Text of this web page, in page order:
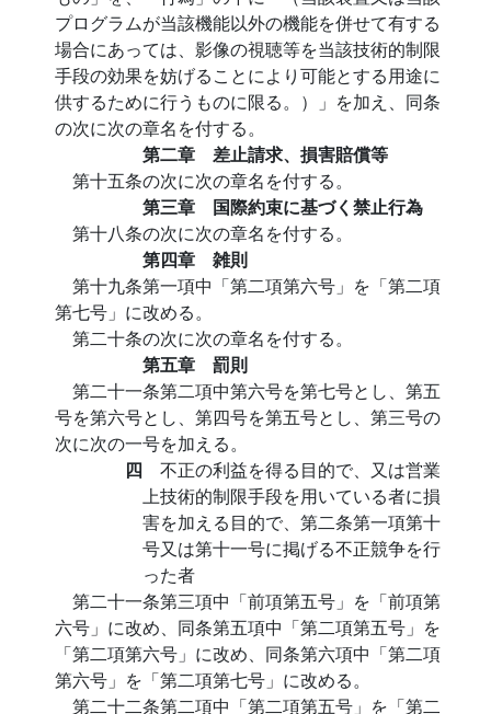
プログラムが当該機能以外の機能を併せて有する
場合にあっては、影像の視聴等を当該技術的制限
手段の効果を妨げることにより可能とする用途に
供するために行うものに限る。）」を加え、同条
の次に次の章名を付する。
第二章 差止請求、損害賠償等
第十五条の次に次の章名を付する。
第三章 国際約束に基づく禁止行為
第十八条の次に次の章名を付する。
第四章 雑則
第十九条第一項中「第二項第六号」を「第二項
第七号」に改める。
第二十条の次に次の章名を付する。
第五章 罰則
第二十一条第二項中第六号を第七号とし、第五
号を第六号とし、第四号を第五号とし、第三号の
次に次の一号を加える。
四 不正の利益を得る目的で、又は営業
上技術的制限手段を用いている者に損
害を加える目的で、第二条第一項第十
号又は第十一号に掲げる不正競争を行
った者
第二十一条第三項中「前項第五号」を「前項第
六号」に改め、同条第五項中「第二項第五号」を
「第二項第六号」に改め、同条第六項中「第二項
第六号」を「第二項第七号」に改める。
第二十二条第二項中「第二項第五号」を「第二